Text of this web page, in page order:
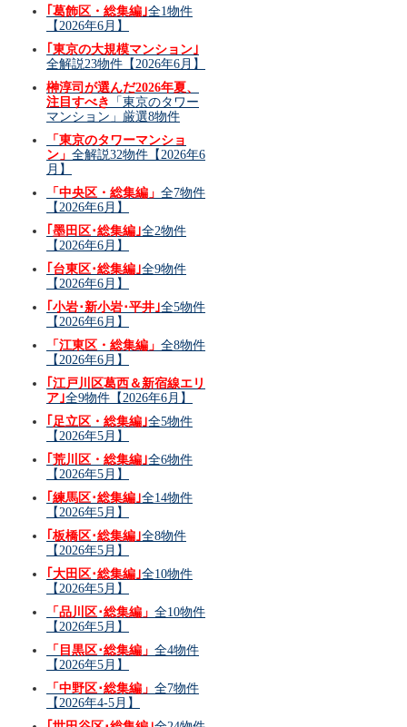
｢葛飾区・総集編｣全1物件
【2026年6月】
｢東京の大規模マンション｣
全解説23物件【2026年6月】
榊淳司が選んだ2026年夏、
注目すべき
「東京のタワー
マンション」厳選8物件
「東京のタワーマンショ
ン」 全解説32物件【2026年6
月】
「中央区・総集編」 全7物件
【2026年6月】
｢墨田区･総集編｣全2物件
【2026年6月】
｢台東区･総集編｣全9物件
【2026年6月】
｢小岩･新小岩･平井｣全5物件
【2026年6月】
「江東区・総集編」 全8物件
【2026年6月】
｢江戸川区葛西＆新宿線エリ
ア｣全9物件【2026年6月】
｢足立区・総集編｣全5物件
【2026年5月】
｢荒川区・総集編｣全6物件
【2026年5月】
｢練馬区･総集編｣全14物件
【2026年5月】
｢板橋区･総集編｣全8物件
【2026年5月】
｢大田区･総集編｣全10物件
【2026年5月】
「品川区･総集編」 全10物件
【2026年5月】
「目黒区･総集編」 全4物件
【2026年5月】
「中野区･総集編」 全7物件
【2026年4-5月】